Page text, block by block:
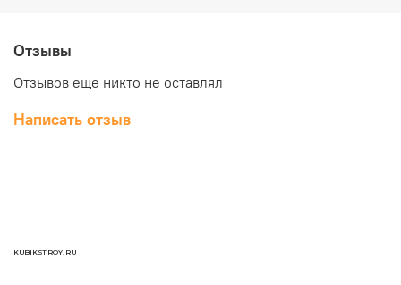
Отзывы
Отзывов еще никто не оставлял
Написать отзыв
KUBIKSTROY.RU